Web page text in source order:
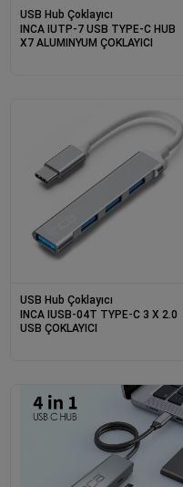
USB Hub Çoklayıcı
INCA IUTP-7 USB TYPE-C HUB
X7 ALUMINYUM ÇOKLAYICI
USB Hub Çoklayıcı
INCA IUSB-04T TYPE-C 3 X 2.0
USB ÇOKLAYICI